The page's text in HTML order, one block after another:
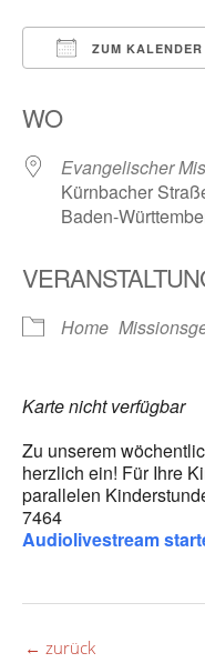
ZUM
WO
Evangelischer
Kürnbacher
Baden-
Home
Karte nicht verfügbar
Zu unserem
herzlich ein! Für Ihre
parallelen
7464
Audiolivestream
← zurück